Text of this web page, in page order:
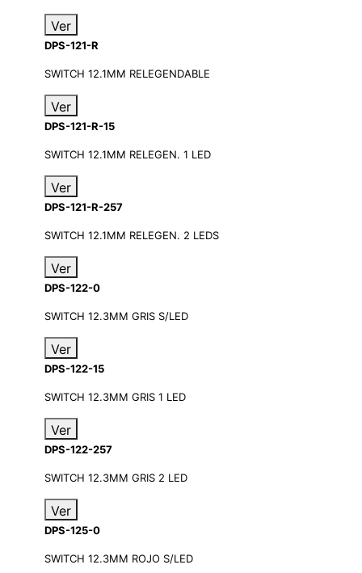
Ver
DPS-121-R
SWITCH 12.1MM RELEGENDABLE
Ver
DPS-121-R-15
SWITCH 12.1MM RELEGEN. 1 LED
Ver
DPS-121-R-257
SWITCH 12.1MM RELEGEN. 2 LEDS
Ver
DPS-122-0
SWITCH 12.3MM GRIS S/LED
Ver
DPS-122-15
SWITCH 12.3MM GRIS 1 LED
Ver
DPS-122-257
SWITCH 12.3MM GRIS 2 LED
Ver
DPS-125-0
SWITCH 12.3MM ROJO S/LED